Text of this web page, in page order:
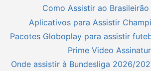
Como Assistir ao
Aplicativos para Assistir
Pacotes Globoplay para assistir
Prime Video
Onde assistir à Bundesliga 2026/